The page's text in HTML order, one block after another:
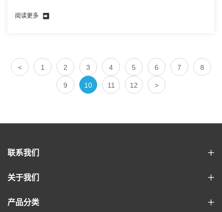
阅读更多
< 1 2 3 4 5 6 7 8
9 10 11 12 >
联系我们
关于我们
产品分类